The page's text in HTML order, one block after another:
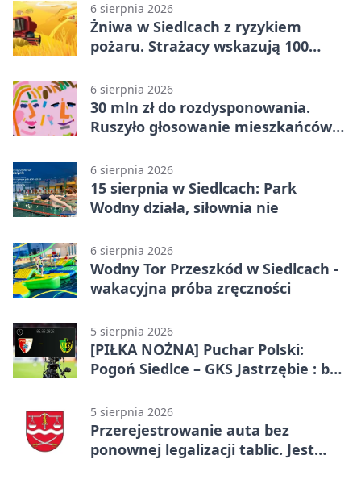
6 sierpnia 2026
Żniwa w Siedlcach z ryzykiem
pożaru. Strażacy wskazują 100
6 sierpnia 2026
30 mln zł do rozdysponowania.
Ruszyło głosowanie mieszkańców
6 sierpnia 2026
15 sierpnia w Siedlcach: Park
Wodny działa, siłownia nie
6 sierpnia 2026
Wodny Tor Przeszkód w Siedlcach -
wakacyjna próba zręczności
5 sierpnia 2026
[PIŁKA NOŻNA] Puchar Polski:
Pogoń Siedlce – GKS Jastrzębie : bez
5 sierpnia 2026
Przerejestrowanie auta bez
ponownej legalizacji tablic. Jest